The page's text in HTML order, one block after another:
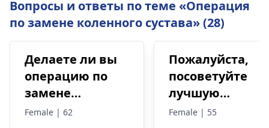
Вопросы и ответы по теме «Операция
по замене коленного сустава» (28)
Делаете ли вы
операцию по
замене
коленного
Female | 62
Пожалуйста,
посоветуйте
лучшую
больницу по
Female | 55